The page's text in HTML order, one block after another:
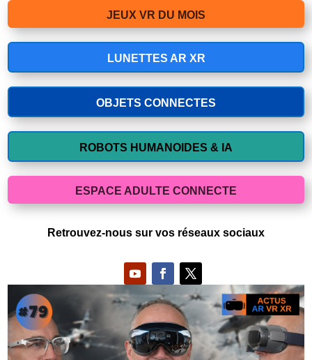
JEUX VR DU MOIS
LUNETTES AR XR
OBJETS CONNECTES
ROBOTS HUMANOIDES & IA
ESPACE ADULTE CONNECTE
Retrouvez-nous sur vos réseaux sociaux